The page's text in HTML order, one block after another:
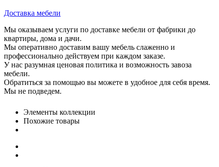
Доставка мебели
Мы оказываем услуги по доставке мебели от фабрики до
квартиры, дома и дачи.
Мы оперативно доставим вашу мебель слаженно и
профессионально действуем при каждом заказе.
У нас разумная ценовая политика и возможность завоза
мебели.
Обратиться за помощью вы можете в удобное для себя время.
Мы не подведем.
Элементы коллекции
Похожие товары